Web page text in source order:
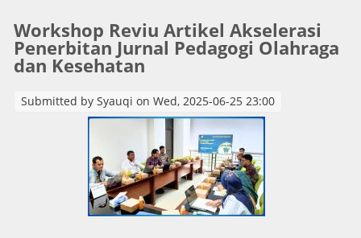
Indonesia
Workshop Reviu Artikel Akselerasi
Penerbitan Jurnal Pedagogi Olahraga
dan Kesehatan
Submitted by Syauqi on Wed, 2025-06-25 23:00